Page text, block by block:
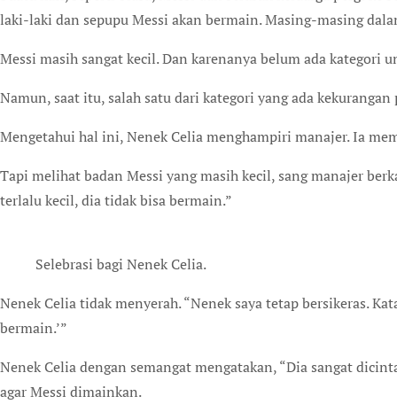
laki-laki dan sepupu Messi akan bermain. Masing-masing
Messi masih sangat kecil. Dan karenanya belum ada kategori
Namun, saat itu, salah satu dari kategori yang ada kekurangan
Mengetahui hal ini, Nenek Celia menghampiri manajer. Ia
Tapi melihat badan Messi yang masih kecil, sang manajer
terlalu kecil, dia tidak bisa bermain.”
Selebrasi bagi Nenek Celia.
Nenek Celia tidak menyerah. “Nenek saya tetap bersikeras.
bermain.’”
Nenek Celia dengan semangat mengatakan, “Dia sangat
agar Messi dimainkan.